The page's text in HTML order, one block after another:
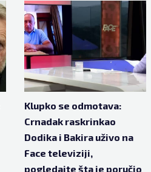
Klupko se odmotava:
Crnadak raskrinkao
Dodika i Bakira uživo na
Face televiziji,
pogledajte šta je poručio